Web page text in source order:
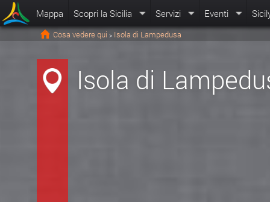
Mappa Scopri la Sicilia Servizi Eventi
Cosa vedere qui > Isola di Lampedusa
Isola di